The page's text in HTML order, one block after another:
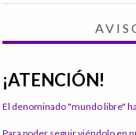
¡ATENCIÓN!
El denominado "mundo libre"